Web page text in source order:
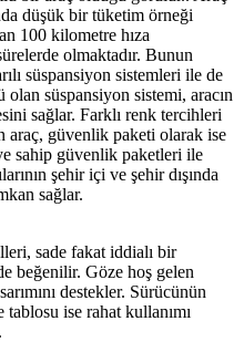
düşük bir tüketim örneği
100 kilometre hıza
olmaktadır. Bunun
süspansiyon sistemleri ile de
süspansiyon sistemi, aracın
sağlar. Farklı renk tercihleri
araç, güvenlik paketi olarak ise
sahip güvenlik paketleri ile
şehir içi ve şehir dışında
sağlar.
sade fakat iddialı bir
beğenilir. Göze hoş gelen
destekler. Sürücünün
ise rahat kullanımı